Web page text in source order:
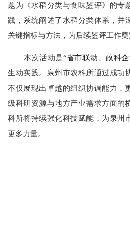
题为 《水稻分类与食味鉴评》 的专
践， 系统阐述了水稻分类体系，并
关键指标与方法，为后续鉴评工作
本次活动是“省市联动、政科
生动实践。 泉州 市农科所通过 成功
不仅展现出卓越的组织协调能力，
级科研资源与地方产业需求方面的
科所将持续强化科技赋能 ，为泉州
更多力量。